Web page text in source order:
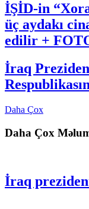
İŞİD-in
üç aydakı
edilir +
İraq
Daha Çox
Daha Çox
İraq